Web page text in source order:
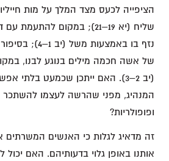
הציפייה לכעס מצד המלך על מות
שליח (יא 19–21); במקום
נזף בו באמצעות
של אשה חכמה מילים בנוגע לבנו,
(יב 2–3). האם ייתכן שכמעט בלתי
המנהיג, מפני שהרשה לעצמו להשתכר
ופופולריות?
זה מדאיג לגלות כי האנשים המשרתים
אותנו באופן גלוי בדעותיהם. האם